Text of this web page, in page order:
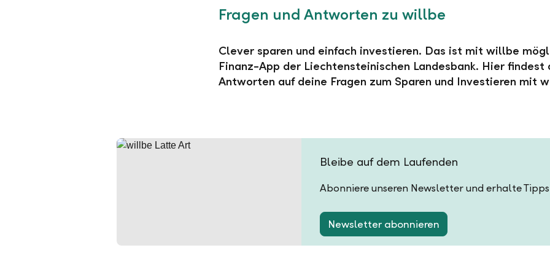
Fragen und Antworten zu willbe
Clever sparen und einfach investieren. Das ist mit willbe
Finanz-App der Liechtensteinischen Landesbank. Hier findest
Antworten auf deine Fragen zum Sparen und Investieren mit
Bleibe auf dem Laufenden
Abonniere unseren Newsletter und erhalte
Newsletter abonnieren